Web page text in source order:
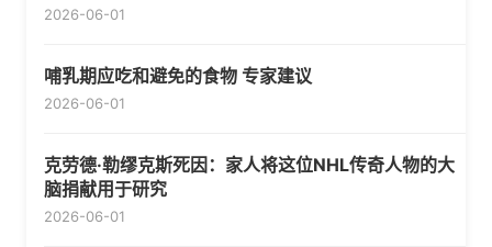
2026-06-01
哺乳期应吃和避免的食物 专家建议
2026-06-01
克劳德·勒缪克斯死因：家人将这位NHL传奇人物的大
脑捐献用于研究
2026-06-01